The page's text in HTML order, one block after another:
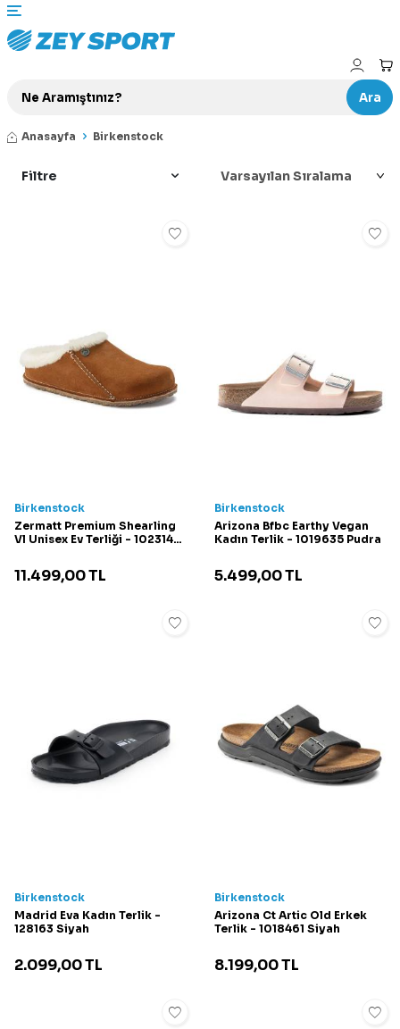
Ara
Anasayfa Birkenstock
Filtre
Birkenstock
Zermatt Premium Shearling
Vl Unisex Ev Terliği - 1023145
11.499,00TL
Birkenstock
Arizona Bfbc Earthy Vegan
Kadın Terlik - 1019635 Pudra
5.499,00TL
Birkenstock
Madrid Eva Kadın Terlik -
128163 Siyah
2.099,00TL
Birkenstock
Arizona Ct Artic Old Erkek
Terlik - 1018461 Siyah
8.199,00TL